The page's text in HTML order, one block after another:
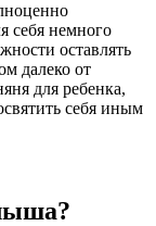
себя немного
оставлять
далеко от
для ребенка,
себя иным